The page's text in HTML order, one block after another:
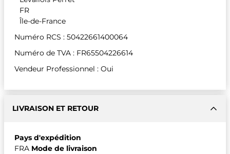
FR
Île-de-France
Numéro RCS : 50422661400064
Numéro de TVA : FR65504226614
Vendeur Professionnel : Oui
LIVRAISON ET RETOUR
Pays d'expédition
FRA Mode de livraison